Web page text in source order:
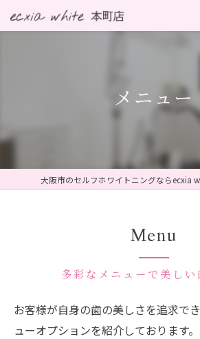
メニュー
大阪市のセルフホワイトニングならecxia
多彩なメニューで美しい
Menu
お客様が自身の歯の美しさを追求で
ューオプションを紹介しております